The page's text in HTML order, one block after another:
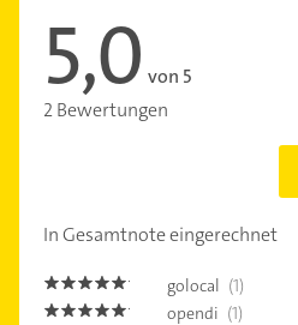
5,0 von 5
2 Bewertungen
In Gesamtnote eingerechnet
5.0 golocal (1)
5.0 opendi (1)